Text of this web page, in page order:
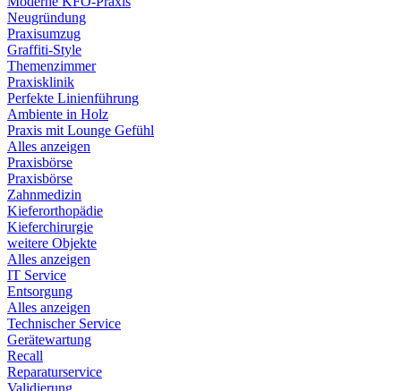
Neugründung
Praxisumzug
Graffiti-Style
Themenzimmer
Praxisklinik
Perfekte Linienführung
Ambiente in Holz
Praxis mit Lounge Gefühl
Alles anzeigen
Praxisbörse
Praxisbörse
Zahnmedizin
Kieferorthopädie
Kieferchirurgie
weitere Objekte
Alles anzeigen
IT Service
Entsorgung
Alles anzeigen
Technischer Service
Gerätewartung
Recall
Reparaturservice
Validierung